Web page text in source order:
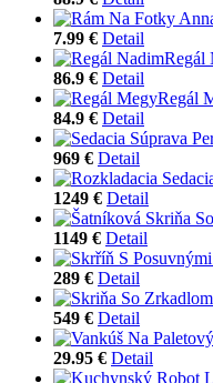
7.99 € Detail
Regál
86.9 € Detail
Regál
84.9 € Detail
969 € Detail
1249 € Detail
1149 € Detail
289 € Detail
549 € Detail
29.95 € Detail